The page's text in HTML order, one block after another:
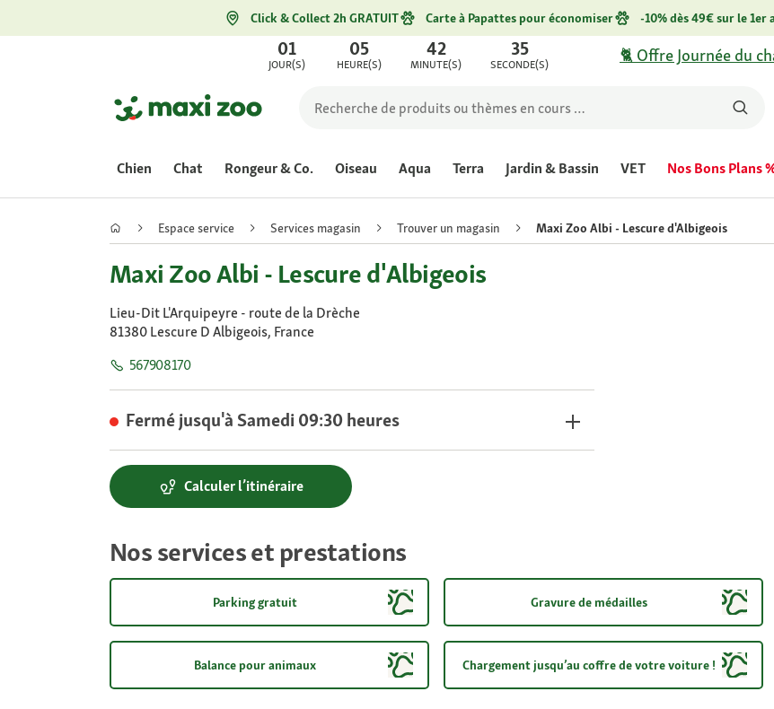
Click & Collect 2h GRATUIT Carte à Papattes pour économiser -10% dès 49€ sur le 1er
01
JOUR(S)
05
HEURE(S)
42
MINUTE(S)
35
SECONDE(S) 🐈 Offre Journée du
Chien Chat Rongeur & Co. Oiseau Aqua Terra Jardin & Bassin VET Nos Bons Plans
Espace service Services magasin Trouver un magasin Maxi Zoo Albi - Lescure d'Albigeois
Maxi Zoo Albi - Lescure d'Albigeois
Lieu-Dit L'Arquipeyre - route de la Drèche
81380 Lescure D Albigeois, France
567908170
Fermé jusqu'à Samedi 09:30 heures
Calculer l’itinéraire
Nos services et prestations
Parking gratuit Gravure de médailles
Balance pour animaux Chargement jusqu’au coffre de votre voiture !